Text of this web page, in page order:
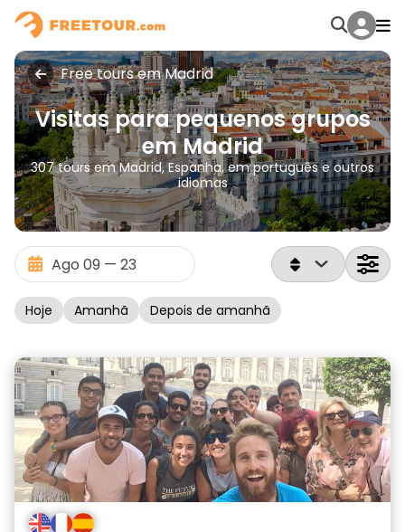
Free tours em Madrid
Visitas para pequenos grupos
em Madrid
307 tours em Madrid, Espanha, em português e outros
idiomas
Hoje Amanhã Depois de amanhã